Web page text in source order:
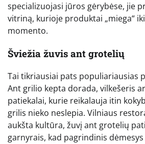
specializuojasi jūros gėrybėse, jie
vitriną, kurioje produktai „miega“
momento.
Šviežia žuvis ant grotelių
Tai tikriausiai pats populiariausias
Ant grilio kepta dorada, vilkešeris
patiekalai, kurie reikalauja itin
grilis nieko neslepia. Vilniaus
aukšta kultūra, žuvį ant grotelių
garnyrais, kad pagrindinis